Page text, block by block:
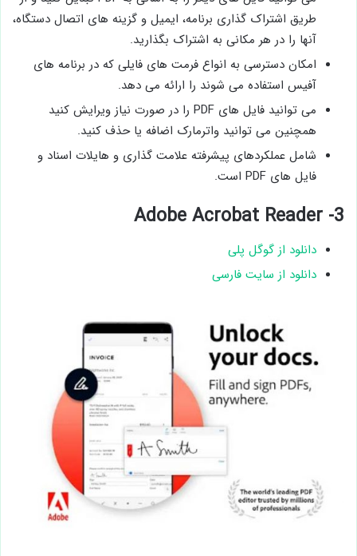
طریق اشتراک ‌گذاری برنامه‌، ایمیل‌ و گزینه‌ های اتصال دستگاه،
آنها را در هر مکانی به اشتراک بگذارید.
امکان دسترسی به انواع فرمت ‌های فایلی که در برنامه‌ های
آفیس استفاده می‌ شوند را ارائه می ‌دهد.
می‌ توانید فایل‌ های PDF را در صورت نیاز ویرایش کنید
همچنین می توانید واترمارک اضافه یا حذف کنید.
شامل عملکردهای پیشرفته علامت گذاری و هایلات اسناد و
فایل های PDF است.
3- Adobe Acrobat Reader
دانلود از گوگل پلی
دانلود از سایت فارسی